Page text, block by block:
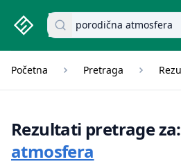
studenti.rs home page
Pretraži dokumente
Početna Pretraga
Rezultati pretrage za:
atmosfera